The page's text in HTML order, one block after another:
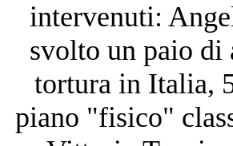
intervenuti:
svolto un paio di
tortura in Italia,
piano "fisico"